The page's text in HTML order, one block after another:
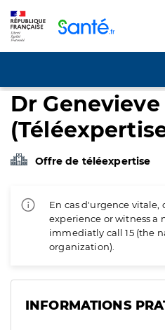
Dr
Offre de téléexpertise
En cas d'urgence vitale,
experience or witness a
immediatly call 15 (the
organization).
INFORMATIONS